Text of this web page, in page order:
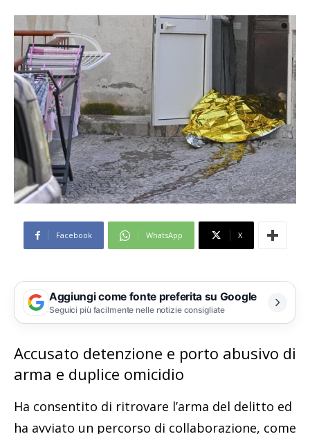
Facebook WhatsApp X
Aggiungi come fonte preferita su Google
Seguici più facilmente nelle notizie consigliate
Accusato detenzione e porto abusivo di
arma e duplice omicidio
Ha consentito di ritrovare l’arma del delitto ed
ha avviato un percorso di collaborazione, come